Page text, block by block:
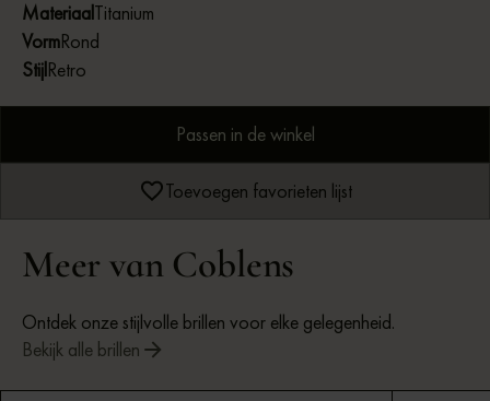
MateriaalTitanium
VormRond
StijlRetro
Passen in de winkel
Toevoegen favorieten lijst
Meer van Coblens
Ontdek onze stijlvolle brillen voor elke gelegenheid.
Bekijk alle brillen